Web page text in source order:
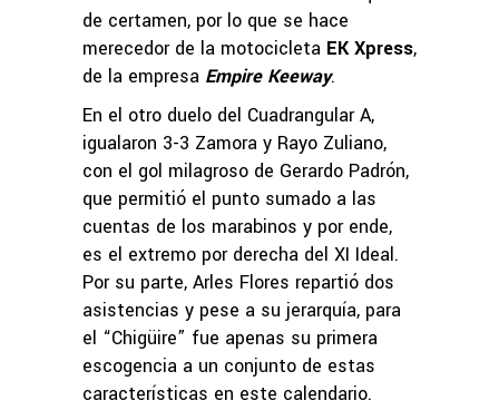
de certamen, por lo que se hace
merecedor de la motocicleta EK Xpress,
de la empresa Empire Keeway.
En el otro duelo del Cuadrangular A,
igualaron 3-3 Zamora y Rayo Zuliano,
con el gol milagroso de Gerardo Padrón,
que permitió el punto sumado a las
cuentas de los marabinos y por ende,
es el extremo por derecha del XI Ideal.
Por su parte, Arles Flores repartió dos
asistencias y pese a su jerarquía, para
el “Chigüire” fue apenas su primera
escogencia a un conjunto de estas
características en este calendario.